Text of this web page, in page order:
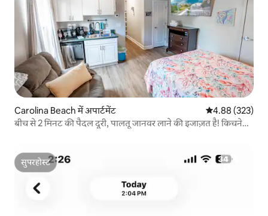
Carolina Beach में अपार्टमेंट औसत रेटिंग 5 में से
4.88 (323)
बीच से 2 मिनट की पैदल दूरी, पालतू जानवर लाने की इजाज़त है! किचनेट,
सुपरहोस्ट
सुपरहोस्ट